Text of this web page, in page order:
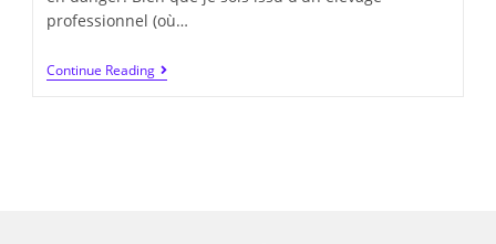
professionnel (où…
Continue Reading